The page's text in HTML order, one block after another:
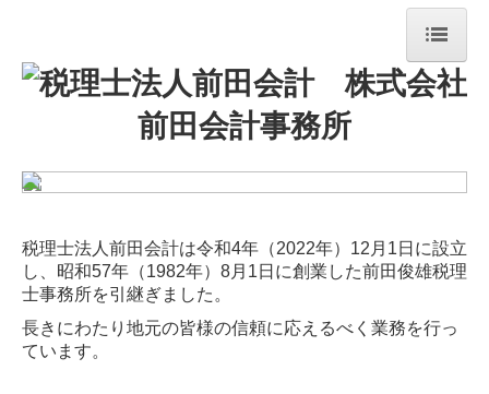
トップ
経営理念
交通案内
税理士法人前田会計は令和4年（2022年）12月1日に設立
し、昭和57年（1982年）8月1日に創業した前田俊雄税理
士事務所を引継ぎました。
長きにわたり地元の皆様の信頼に応えるべく業務を行っ
ています。